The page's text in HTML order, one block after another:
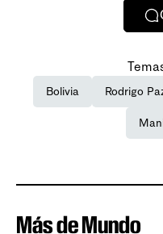
Bolivia Rodrigo
Más de Mundo